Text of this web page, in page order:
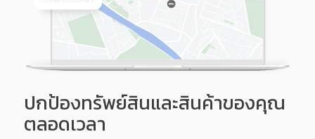
ปกป้องทรัพย์สินและสินค้าของคุณ
ตลอดเวลา